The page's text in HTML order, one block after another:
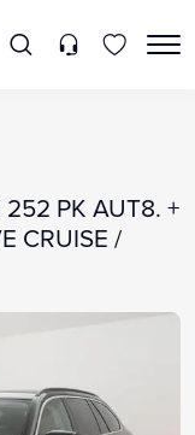
PK AUT8. +
CRUISE /